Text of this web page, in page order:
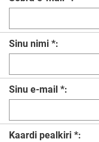
Sinu nimi *:
Sinu e-mail *:
Kaardi pealkiri *: